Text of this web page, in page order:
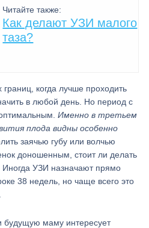
Читайте также:
Как делают УЗИ малого
таза?
когда лучше проходить
в любой день. Но период с
Именно в третьем
плода видны особенно
заячью губу или волчью
доношенным, стоит ли делать
УЗИ назначают прямо
38 недель, но чаще всего это
будущую маму интересует